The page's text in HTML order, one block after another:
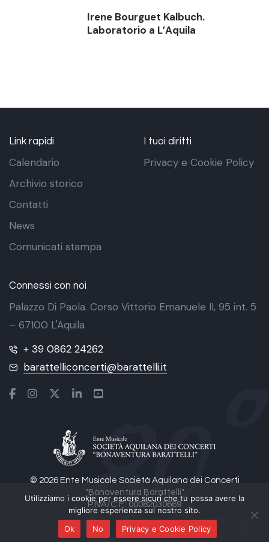
Irene Bourguet Kalbuch.
Laboratorio a L’Aquila
© 2026 Ente Musicale Società Aquilana dei Concerti
"Bonaventura Barattelli"
P.IVA/C.F.: 00082030669
Link rapidi
Calendario
Archivio storico
Contatti
News
Comunicati stampa
I tuoi diritti
Privacy e Cookie Policy
Connessi con noi
Palazzo Di Paola. Corso Vittorio Emanuele II, 95 int. 5
– 67100 L'Aquila
+ 39 0862 24262
barattelliconcerti@barattelli.it
Utilizziamo i cookie per essere sicuri che tu possa avere la
migliore esperienza sul nostro sito.
Ok
No Privacy e Cookie Policy